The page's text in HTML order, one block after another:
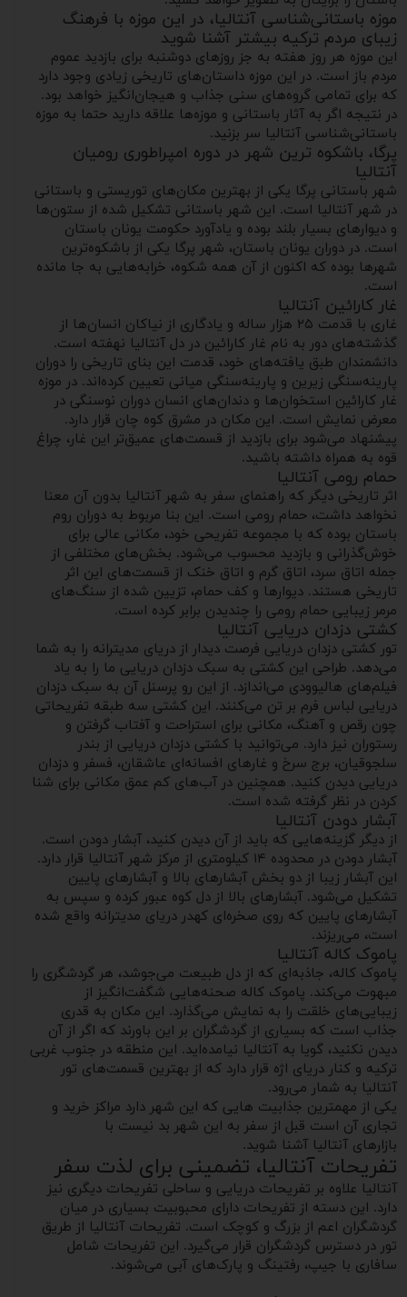
موزه باستانی‌شناسی آنتالیا، در این موزه با فرهنگ
زیبای مردم ترکیه بیشتر آشنا شوید
این موزه هر روز هفته به جز روزهای دوشنبه برای بازدید عموم
مردم باز است. در این موزه داستان‌های تاریخی زیادی وجود دارد
که برای تمامی گروه‌های سنی جذاب و هیجان‌انگیز خواهد بود.
در نتیجه اگر به آثار باستانی و موزه‌ها علاقه‌ دارید حتما به موزه
باستانی‌شناسی آنتالیا سر بزنید.
پرگا، باشکوه ترین شهر در دوره امپراطوری رومیان
آنتالیا
شهر باستانی پرگا یکی از بهترین مکان‌های توریستی و باستانی
در شهر آنتالیا است. این شهر باستانی تشکیل شده از ستون‌ها
و دیوارهای بسیار بلند بوده و یادآورد حکومت یونان باستان
است. در دوران یونان باستان، شهر پرگا یکی از باشکوه‌ترین
شهرها بوده که اکنون از آن همه شکوه، خرابه‌هایی به جا مانده
است.
غار کارائین آنتالیا
غاری با قدمت ۲۵ هزار ساله و یادگاری از نیاکان انسان‌ها از
گذشته‌های دور به نام غار کارائین در دل آنتالیا نهفته است.
دانشمندان طبق یافته‌های خود، قدمت این بنای تاریخی را دوران
پارینه‌سنگی زیرین و پارینه‌سنگی میانی تعیین کرده‌اند. در موزه
غار کارائین استخوان‌ها و دندان‌های انسان دوران نوسنگی در
معرض نمایش است. این مکان در مشرق کوه چان قرار دارد.
پیشنهاد می‌شود برای بازدید از قسمت‌های عمیق‌تر این غار، چراغ
قوه به همراه داشته باشید.
حمام رومی آنتالیا
اثر تاریخی دیگر که راهنمای سفر به شهر آنتالیا بدون آن معنا
نخواهد داشت، حمام رومی است. این بنا مربوط به دوران روم
باستان بوده که با مجموعه تفریحی خود، مکانی عالی برای
خوش‌گذرانی و بازدید محسوب می‌شود. بخش‌های مختلفی از
جمله اتاق سرد، اتاق گرم و اتاق خنک از قسمت‌های این اثر
تاریخی هستند. دیوارها و کف حمام، تزیین شده از سنگ‌های
مرمر زیبایی حمام رومی را چندیدن برابر کرده است.
کشتی دزدان دریایی آنتالیا
تور کشتی دزدان دریایی فرصت دیدار از دریای مدیترانه را به شما
می‌دهد. طراحی این کشتی به سبک دزدان دریایی ما را به یاد
فیلم‌های هالیوودی می‌اندازد. از این رو پرسنل آن به سبک دزدان
دریایی لباس فرم بر تن می‌کنند. این کشتی سه طبقه تفریحاتی
چون رقص و آهنگ، مکانی برای استراحت و آفتاب گرفتن و
رستوران نیز دارد. می‌توانید با کشتی دزدان دریایی از بندر
سلجوقیان، برج سرخ و غارهای افسانه‌ای عاشقان، فسفر و دزدان
دریایی دیدن کنید. همچنین در آب‌های کم عمق مکانی برای شنا
کردن در نظر گرفته شده است.
آبشار دودن آنتالیا
از دیگر گزینه‌هایی که باید از آن دیدن کنید، آبشار دودن است.
آبشار دودن در محدوده ۱۴ کیلومتری از مرکز شهر آنتالیا قرار دارد.
این آبشار زیبا از دو بخش آبشارهای بالا و آبشارهای پایین
تشکیل می‌شود. آبشارهای بالا از دل کوه عبور کرده و سپس به
آبشارهای پایین که روی صخره‌ای کهدر دریای مدیترانه واقع شده‌
است، می‌ریزند.
پاموک کاله آنتالیا
پاموک کاله، جاذبه‌ای که از دل طبیعت می‌جوشد، هر گردشگری را
مبهوت می‌کند. پاموک کاله صحنه‌هایی شگفت‌انگیز از
زیبایی‌های خلقت را به نمایش می‌گذارد. این مکان به قدری
جذاب است که بسیاری از گردشگران بر این باورند که اگر از آن
دیدن نکنید، گویا به آنتالیا نیامده‌اید. این منطقه در جنوب غربی
ترکیه و کنار دریای اژه قرار دارد که از بهترین قسمت‌های تور
آنتالیا به شمار می‌رود.
یکی از مهمترین جذابیت هایی که این شهر دارد مراکز خرید و
تجاری آن است قبل از سفر به این شهر بد نیست با
بازارهای آنتالیا آشنا شوید.
تفریحات آنتالیا، تضمینی برای لذت سفر
آنتالیا علاوه بر تفریحات دریایی و ساحلی تفریحات دیگری نیز
دارد. این دسته از تفریحات دارای محبوبیت بسیاری در میان
گردشگران اعم از بزرگ و کوچک است. تفریحات آنتالیا از طریق
تور در دسترس گردشگران قرار می‌گیرد. این تفریحات شامل
سافاری با جیپ، رفتینگ و پارک‌های آبی می‌شوند.